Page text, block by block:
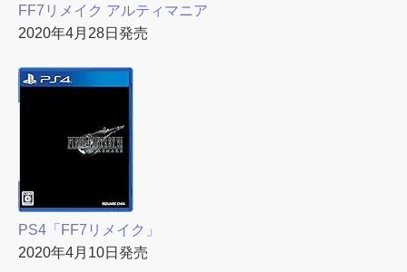
FF7リメイク アルティマニア
2020年4月28日発売
PS4「FF7リメイク」
2020年4月10日発売